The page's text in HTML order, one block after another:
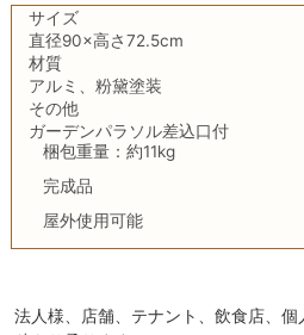
サイズ
直径90×高さ72.5cm
材質
アルミ、粉黛塗装
その他
ガーデンパラソル差込口付
梱包重量：約11kg
完成品
屋外使用可能
法人様、店舗、テナント、飲食店、